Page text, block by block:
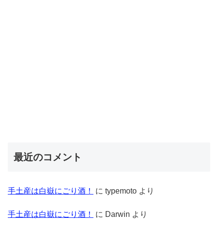
最近のコメント
手土産は白嶽にごり酒！ に typemoto より
手土産は白嶽にごり酒！ に Darwin より